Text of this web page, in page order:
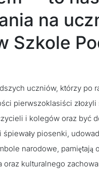
na
Szkole
uczniów, którzy po
pierwszoklasiści
i kolegów oraz być
piosenki,
narodowe,
kulturalnego